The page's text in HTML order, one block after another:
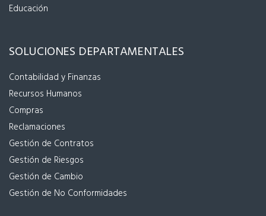
Educación
SOLUCIONES DEPARTAMENTALES
Contabilidad y Finanzas
Recursos Humanos
Compras
Reclamaciones
Gestión de Contratos
Gestión de Riesgos
Gestión de Cambio
Gestión de No Conformidades